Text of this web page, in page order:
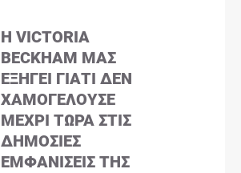
Η VICTORIA
BECKHAM ΜΑΣ
ΕΞΗΓΕΊ ΓΙΑΤΊ ΔΕΝ
ΧΑΜΟΓΕΛΟΎΣΕ
ΜΈΧΡΙ ΤΏΡΑ ΣΤΙΣ
ΔΗΜΌΣΙΕΣ
ΕΜΦΑΝΊΣΕΙΣ ΤΗΣ